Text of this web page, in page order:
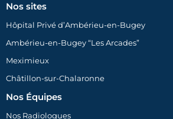
Nos sites
Hôpital Privé d’Ambérieu-en-Bugey
Ambérieu-en-Bugey “Les Arcades”
Meximieux
Châtillon-sur-Chalaronne
Nos Équipes
Nos Radiologues